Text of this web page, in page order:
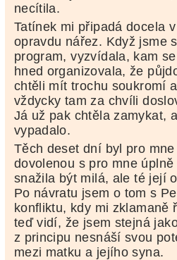
necítila.
Tatínek mi připadá docela
opravdu nářez. Když jsme
program, vyzvídala, kam
hned organizovala, že
chtěli mít trochu soukromí
vždycky tam za chvíli
Já už pak chtěla zamykat,
vypadalo.
Těch deset dní byl pro
dovolenou s pro mne
snažila být milá, ale té její
Po návratu jsem o tom s
konfliktu, kdy mi zklamaně
teď vidí, že jsem stejná
z principu nesnáší svou
mezi matku a jejího syna.